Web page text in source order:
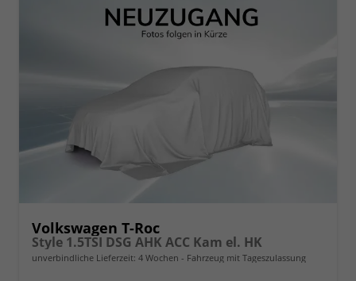
Volkswagen T-Roc
Style 1.5TSI DSG AHK ACC Kam el. HK
unverbindliche Lieferzeit: 4 Wochen Fahrzeug mit Tageszulassung